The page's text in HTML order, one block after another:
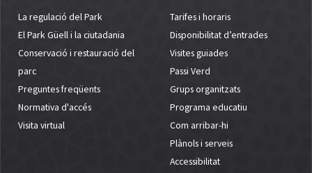
La regulació del Park
El Park Güell i la ciutadania
Conservació i restauració del
parc
Preguntes freqüents
Normativa d'accés
Visita virtual
Tarifes i horaris
Disponibilitat d’entrades
Visites guiades
Passi Verd
Grups organitzats
Programa educatiu
Com arribar-hi
Plànols i serveis
Accessibilitat